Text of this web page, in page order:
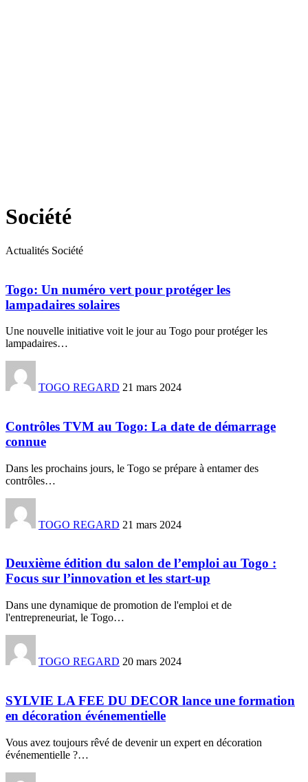
Société
Actualités Société
Togo: Un numéro vert pour protéger les
lampadaires solaires
Une nouvelle initiative voit le jour au Togo pour protéger les
lampadaires…
TOGO REGARD 21 mars 2024
Contrôles TVM au Togo: La date de démarrage
connue
Dans les prochains jours, le Togo se prépare à entamer des
contrôles…
TOGO REGARD 21 mars 2024
Deuxième édition du salon de l’emploi au Togo :
Focus sur l’innovation et les start-up
Dans une dynamique de promotion de l'emploi et de
l'entrepreneuriat, le Togo…
TOGO REGARD 20 mars 2024
SYLVIE LA FEE DU DECOR lance une formation
en décoration événementielle
Vous avez toujours rêvé de devenir un expert en décoration
événementielle ?…